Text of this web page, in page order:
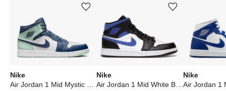
Nike
Ürünü istek listesine ekle veya listeden çıkar
Nike
Ürünü istek listesine ekle veya listeden çıkar
Nike